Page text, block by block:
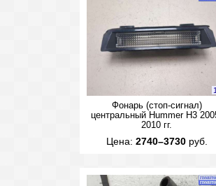
1
Фонарь (стоп-сигнал)
центральный Hummer H3
2010 гг.
Цена: 2740–3730руб.